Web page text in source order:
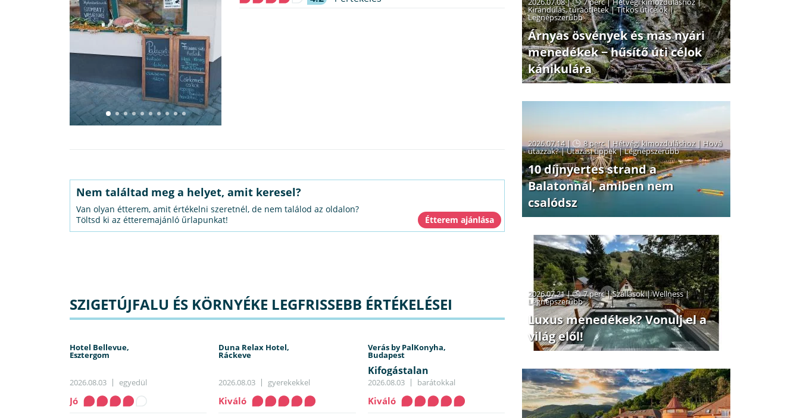
Nem találtad meg a helyet, amit keresel?
Van olyan étterem, amit értékelni szeretnél, de nem találod az oldalon?
Töltsd ki az étteremajánló űrlapunkat!
SZIGETÚJFALU ÉS KÖRNYÉKE LEGFRISSEBB ÉRTÉKELÉSEI
Hotel Bellevue,
Esztergom
2026.08.03 egyedül
Jó
Duna Relax Hotel,
Ráckeve
2026.08.03 gyerekekkel
Kiváló
Verás by PalKonyha,
Budapest
Kifogástalan
2026.08.03 barátokkal
Kiváló
Kirándulás, túraötletek|Titkos úticélok|
Legnépszerűbb
Árnyas ösvények és más nyári
menedékek − hűsítő úti célok
kánikulára
2026.07.14 | 8 perc| Hétvégi kimozduláshoz| Hová
utazzak?|Utazási tippek|Legnépszerűbb
10 díjnyertes strand a
Balatonnál, amiben nem
csalódsz
2026.07.21 | 7 perc|Szállások|Wellness|
Legnépszerűbb
Luxus menedékek? Vonulj el a
világ elől!